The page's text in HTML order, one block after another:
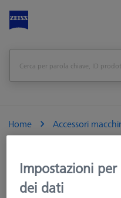
Home
Accessori
<<Panoramica
Impostazioni
dei dati